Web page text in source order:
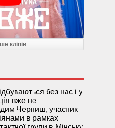
кліпів
без нас і у
вже не
Черниш, учасник
в рамках